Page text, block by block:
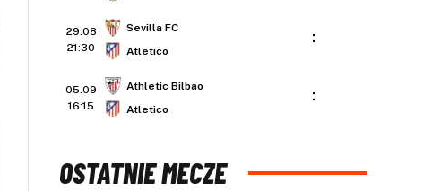
29.08
21:30
Sevilla FC
Atletico
:
05.09
16:15
Athletic Bilbao
Atletico
:
OSTATNIE MECZE